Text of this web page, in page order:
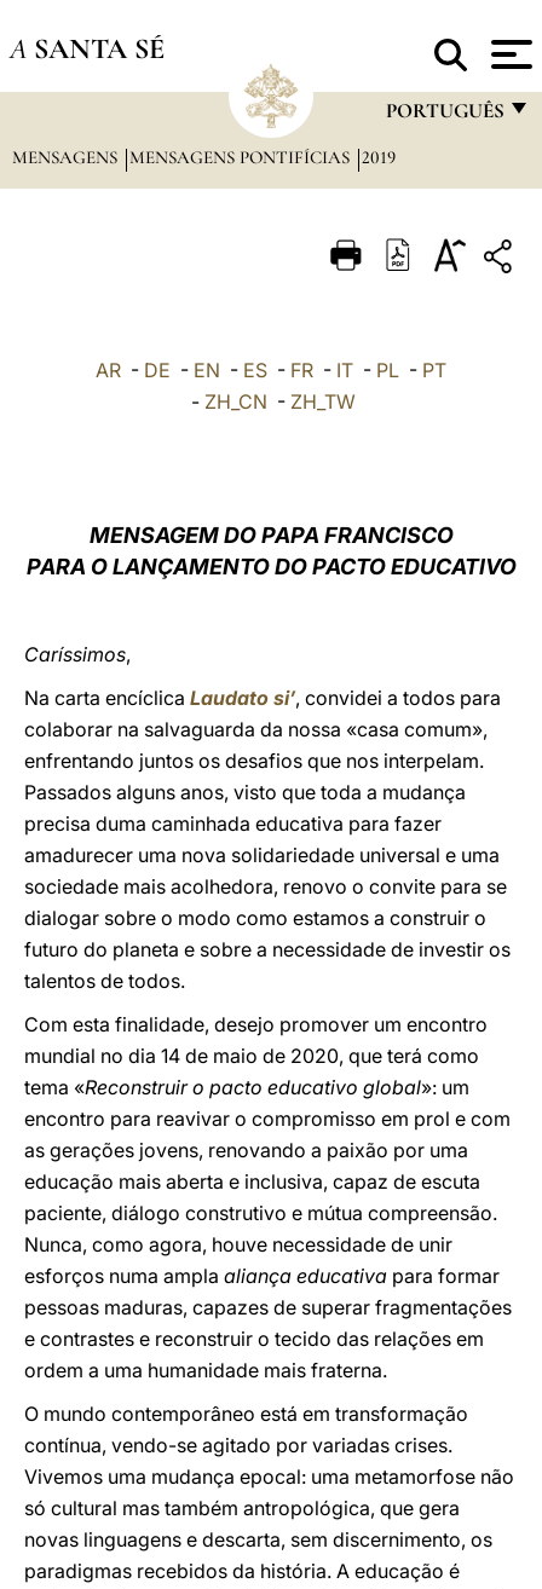
A SANTA SÉ
PORTUGUÊS
FRANÇAIS
ITALIANO
中文
LATINE
MENSAGENS MENSAGENS PONTIFÍCIAS 2019
AR - DE - EN - ES - FR - IT - PL - PT
- ZH_CN - ZH_TW
MENSAGEM DO PAPA FRANCISCO
PARA O LANÇAMENTO DO PACTO EDUCATIVO
Caríssimos,
Na carta encíclica Laudato si’, convidei a todos para
colaborar na salvaguarda da nossa «casa comum»,
enfrentando juntos os desafios que nos interpelam.
Passados alguns anos, visto que toda a mudança
precisa duma caminhada educativa para fazer
amadurecer uma nova solidariedade universal e uma
sociedade mais acolhedora, renovo o convite para se
dialogar sobre o modo como estamos a construir o
futuro do planeta e sobre a necessidade de investir os
talentos de todos.
Com esta finalidade, desejo promover um encontro
mundial no dia 14 de maio de 2020, que terá como
tema «Reconstruir o pacto educativo global»: um
encontro para reavivar o compromisso em prol e com
as gerações jovens, renovando a paixão por uma
educação mais aberta e inclusiva, capaz de escuta
paciente, diálogo construtivo e mútua compreensão.
Nunca, como agora, houve necessidade de unir
esforços numa ampla aliança educativa para formar
pessoas maduras, capazes de superar fragmentações
e contrastes e reconstruir o tecido das relações em
ordem a uma humanidade mais fraterna.
O mundo contemporâneo está em transformação
contínua, vendo-se agitado por variadas crises.
Vivemos uma mudança epocal: uma metamorfose não
só cultural mas também antropológica, que gera
novas linguagens e descarta, sem discernimento, os
paradigmas recebidos da história. A educação é